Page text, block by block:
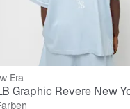
Era